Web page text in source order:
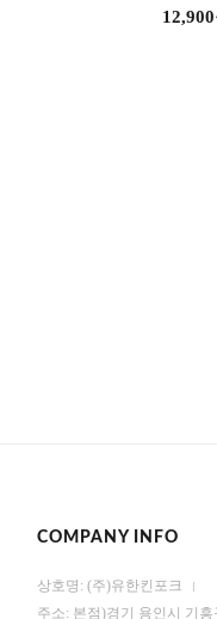
12,900
COMPANY INFO
상호명: (주)유한킨포크
주소: 본점)경기 용인시 기